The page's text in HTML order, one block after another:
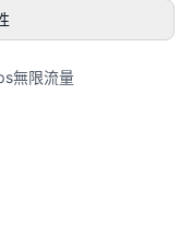
無限流量